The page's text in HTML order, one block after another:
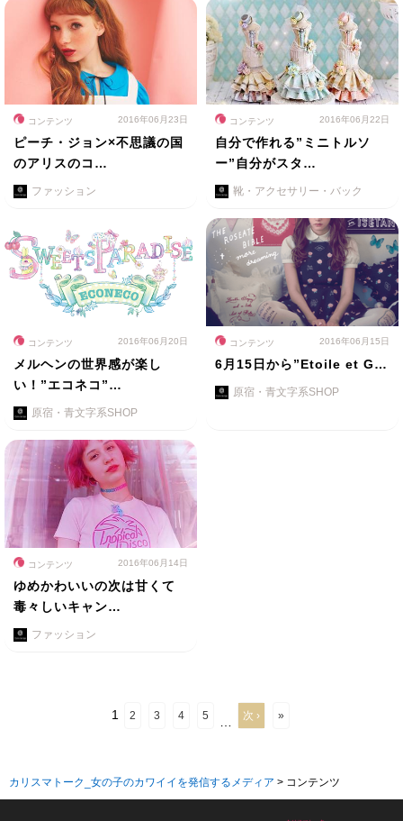
コンテンツ 2016年06月23日
ピーチ・ジョン×不思議の国
のアリスのコ…
ファッション
コンテンツ 2016年06月22日
自分で作れる”ミニトルソ
ー”自分がスタ…
靴・アクセサリー・バック
コンテンツ 2016年06月20日
メルヘンの世界感が楽し
い！”エコネコ”…
原宿・青文字系SHOP
コンテンツ 2016年06月15日
6月15日から”Etoile et G…
原宿・青文字系SHOP
コンテンツ 2016年06月14日
ゆめかわいいの次は甘くて
毒々しいキャン…
ファッション
1 2 3 4 5 次 › »
カリスマトーク_女の子のカワイイを発信するメディア > コンテンツ